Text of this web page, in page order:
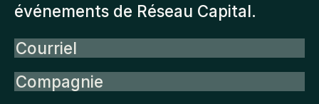
événements de Réseau Capital.
Courriel
Compagnie